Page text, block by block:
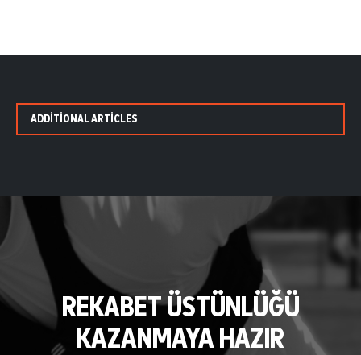
ADDITIONAL ARTICLES
REKABET ÜSTÜNLÜĞÜ
KAZANMAYA HAZIR